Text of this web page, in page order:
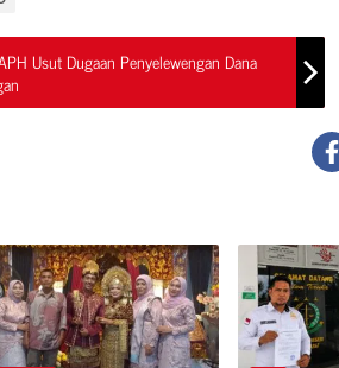
Usut Dugaan Penyelewengan Dana